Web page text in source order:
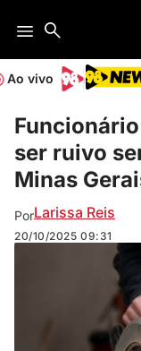
Ao vivo
ser ruivo
Minas
PorLarissa Reis
20/10/2025 09:31